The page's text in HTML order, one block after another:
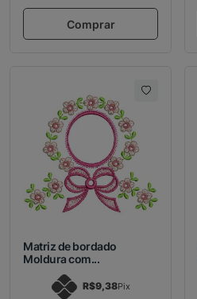
Comprar
Matriz de bordado
Moldura com...
R$9,38Pix